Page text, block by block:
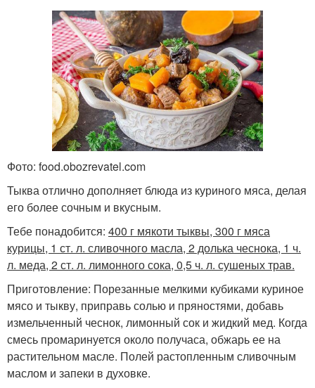
Фото: food.obozrevatel.com
Тыква отлично дополняет блюда из куриного мяса, делая
его более сочным и вкусным.
Тебе понадобится: 400 г мякоти тыквы, 300 г мяса
курицы, 1 ст. л. сливочного масла, 2 долька чеснока, 1 ч.
л. меда, 2 ст. л. лимонного сока, 0,5 ч. л. сушеных трав.
Приготовление: Порезанные мелкими кубиками куриное
мясо и тыкву, приправь солью и пряностями, добавь
измельченный чеснок, лимонный сок и жидкий мед. Когда
смесь промаринуется около получаса, обжарь ее на
растительном масле. Полей растопленным сливочным
маслом и запеки в духовке.